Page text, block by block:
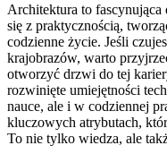
Architektura to fascynująca
się z praktycznością,
codzienne życie. Jeśli
krajobrazów, warto
otworzyć drzwi do tej
rozwinięte umiejętności
nauce, ale i w codziennej
kluczowych atrybutach,
To nie tylko wiedza, ale